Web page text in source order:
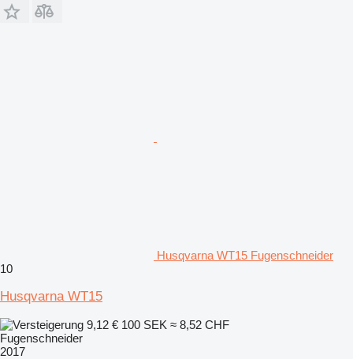
Husqvarna WT15 Fugenschneider
10
Husqvarna WT15
9,12 € 100 SEK ≈ 8,52 CHF
Fugenschneider
2017